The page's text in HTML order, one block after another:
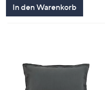
In den Warenkorb